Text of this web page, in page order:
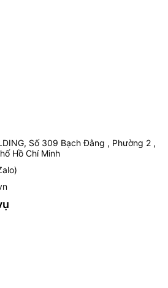
Số 309 Bạch Đằng , Phường 2 ,
Hồ Chí Minh